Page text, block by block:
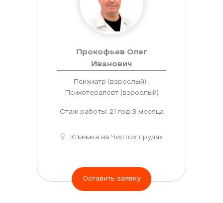
Прокофьев Олег
Иванович
Психиатр (взрослый) ,
Психотерапевт (взрослый)
Стаж работы: 21 год 3 месяца
Клиника на Чистых прудах
Оставить заявку